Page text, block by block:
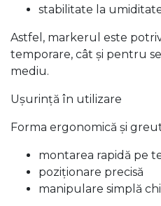
stabilitate la
Astfel, markerul este
temporare, cât și pentru
mediu.
Ușurință în utilizare
Forma ergonomică și
montarea rapidă pe
poziționare precisă
manipulare simplă